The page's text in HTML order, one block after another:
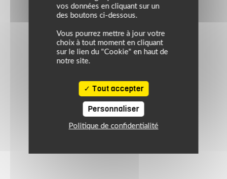
vos données en cliquant sur un
des boutons ci-dessous.
Vous pourrez mettre à jour votre
choix à tout moment en cliquant
sur le lien du "Cookie" en haut de
notre site.
Tout accepter
Personnaliser
Politique de confidentialité